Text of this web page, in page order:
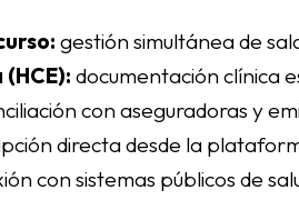
gestión simultánea de
documentación clínica
con aseguradoras y
directa desde la
con sistemas públicos de